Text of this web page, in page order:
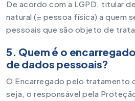
De acordo com a LGPD, titular
natural (= pessoa física) a quem
pessoais que são objeto de
5. Quem é o
de dados pessoais?
O Encarregado pelo tratamento
seja, o responsável pela